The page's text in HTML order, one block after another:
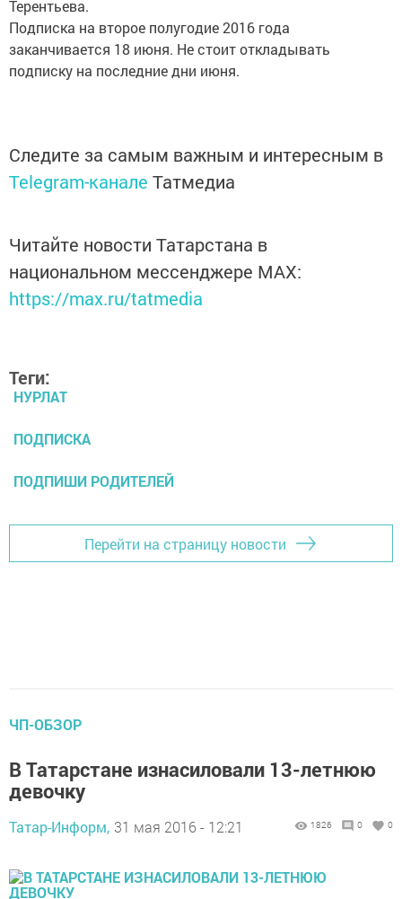
Терентьева.
Подписка на второе полугодие 2016 года
заканчивается 18 июня. Не стоит откладывать
подписку на последние дни июня.
Следите за самым важным и интересным в
Telegram-канале Татмедиа
Читайте новости Татарстана в
национальном мессенджере MАХ:
https://max.ru/tatmedia
Теги:
НУРЛАТ
ПОДПИСКА
ПОДПИШИ РОДИТЕЛЕЙ
Перейти на страницу новости
ЧП-ОБЗОР
В Татарстане изнасиловали 13-летнюю
девочку
Татар-Информ, 31 мая 2016 - 12:21 1826 0 0